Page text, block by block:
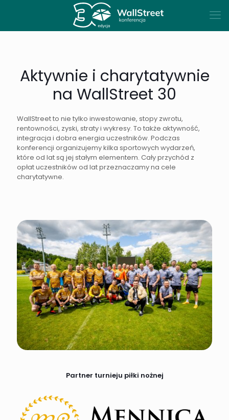
Aktywnie i charytatywnie
na WallStreet 30
WallStreet to nie tylko inwestowanie, stopy zwrotu,
rentowności, zyski, straty i wykresy. To także aktywność,
integracja i dobra energia uczestników. Podczas
konferencji organizujemy kilka sportowych wydarzeń,
które od lat są jej stałym elementem. Cały przychód z
opłat uczestników od lat przeznaczamy na cele
charytatywne.
Partner turnieju piłki nożnej